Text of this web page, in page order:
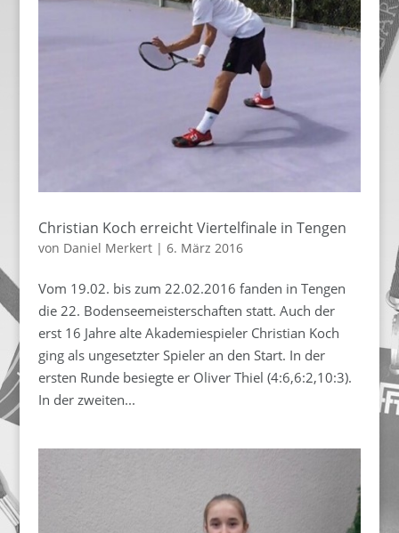
Christian Koch erreicht Viertelfinale in Tengen
von Daniel Merkert| 6. März 2016
Vom 19.02. bis zum 22.02.2016 fanden in Tengen
die 22. Bodenseemeisterschaften statt. Auch der
erst 16 Jahre alte Akademiespieler Christian Koch
ging als ungesetzter Spieler an den Start. In der
ersten Runde besiegte er Oliver Thiel (4:6,6:2,10:3).
In der zweiten...